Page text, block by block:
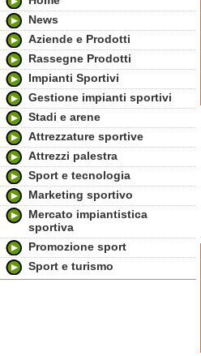
News
Aziende e Prodotti
Rassegne Prodotti
Impianti Sportivi
Gestione impianti sportivi
Stadi e arene
Attrezzature sportive
Attrezzi palestra
Sport e tecnologia
Marketing sportivo
Mercato impiantistica
sportiva
Promozione sport
Sport e turismo